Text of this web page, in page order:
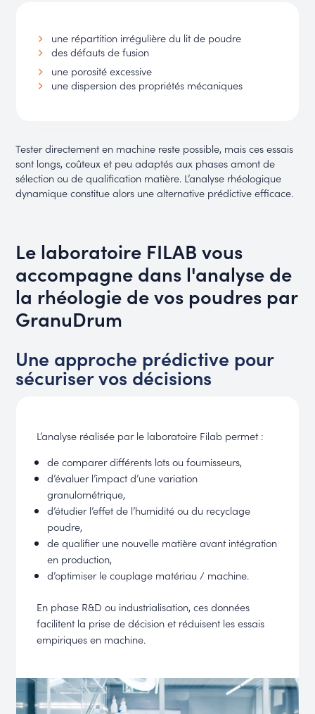
une répartition irrégulière du lit de poudre
des défauts de fusion
une porosité excessive
une dispersion des propriétés mécaniques
Tester directement en machine reste possible, mais ces essais
sont longs, coûteux et peu adaptés aux phases amont de
sélection ou de qualification matière. L’analyse rhéologique
dynamique constitue alors une alternative prédictive efficace.
Le laboratoire FILAB vous
accompagne dans l'analyse de
la rhéologie de vos poudres par
GranuDrum
Une approche prédictive pour
sécuriser vos décisions
L’analyse réalisée par le laboratoire Filab permet :
de comparer différents lots ou fournisseurs,
d’évaluer l’impact d’une variation
granulométrique,
d’étudier l’effet de l’humidité ou du recyclage
poudre,
de qualifier une nouvelle matière avant intégration
en production,
d’optimiser le couplage matériau / machine.
En phase R&D ou industrialisation, ces données
facilitent la prise de décision et réduisent les essais
empiriques en machine.